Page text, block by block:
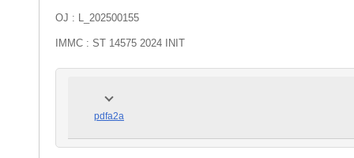
OJ : L_202500155
IMMC : ST 14575 2024 INIT
pdfa2a